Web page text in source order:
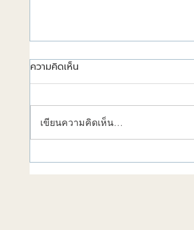
วัสดุก่อสร้างช่วยลดความร้อน
ได้!
ความคิดเห็น
เขียนความคิดเห็น…